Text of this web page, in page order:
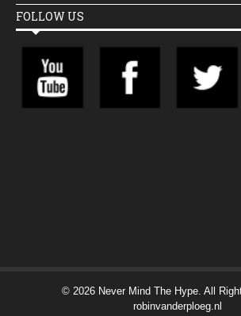
FOLLOW US
© 2026 Never Mind The Hype. All
robinvanderploeg.nl